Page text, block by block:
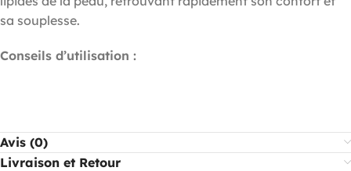
sa souplesse.
Conseils d’utilisation :
Avis (0)
Livraison et Retour